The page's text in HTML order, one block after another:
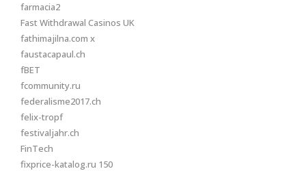
farmacia2
Fast Withdrawal Casinos UK
fathimajilna.com x
faustacapaul.ch
fBET
fcommunity.ru
federalisme2017.ch
felix-tropf
festivaljahr.ch
FinTech
fixprice-katalog.ru 150